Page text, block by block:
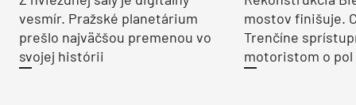
vesmír. Pražské planetárium
prešlo najväčšou premenou vo
svojej histórii
mostov finišuje.
Trenčíne
motoristom o pol